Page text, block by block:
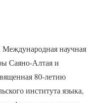
научная
Саяно-Алтая и
80-летию
института языка,